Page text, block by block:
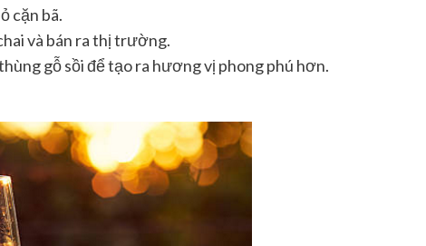
cặn bã.
và bán ra thị trường.
gỗ sồi để tạo ra hương vị phong phú hơn.